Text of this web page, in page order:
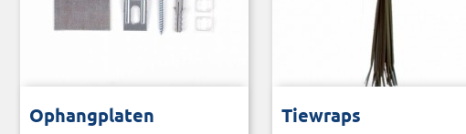
Ophangplaten
Voor het ophangen van panelen Tiewraps
Voor de bevestiging van